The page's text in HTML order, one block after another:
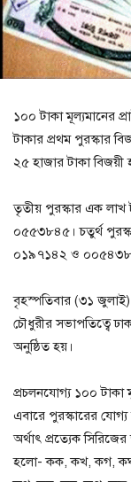
১০০ টাকা মূল্যমানের
টাকার প্রথম পুরস্কার
২৫ হাজার টাকা
তৃতীয় পুরস্কার এক
০৫৫৩৮৪৫। চতুর্থ
০১৯৭১৪২ ও
বৃহস্পতিবার (৩১ জুলাই)
চৌধুরীর সভাপতিত্বে
অনুষ্ঠিত হয়।
প্রচলনযোগ্য ১০০ টাকা
এবারে পুরস্কারের
অর্থাৎ প্রত্যেক
হলো- কক, কখ, কগ,